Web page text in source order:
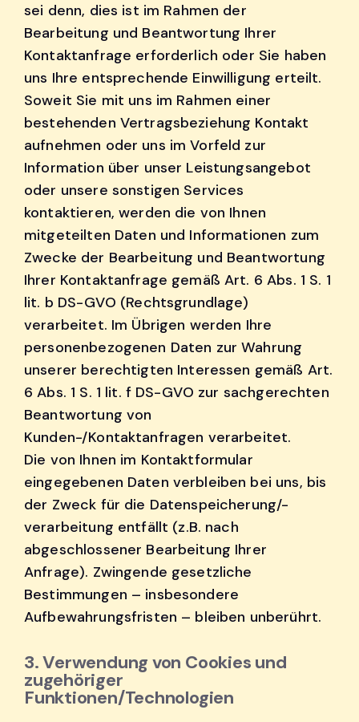
sei denn, dies ist im Rahmen der
Bearbeitung und Beantwortung Ihrer
Kontaktanfrage erforderlich oder Sie haben
uns Ihre entsprechende Einwilligung erteilt.
Soweit Sie mit uns im Rahmen einer
bestehenden Vertragsbeziehung Kontakt
aufnehmen oder uns im Vorfeld zur
Information über unser Leistungsangebot
oder unsere sonstigen Services
kontaktieren, werden die von Ihnen
mitgeteilten Daten und Informationen zum
Zwecke der Bearbeitung und Beantwortung
Ihrer Kontaktanfrage gemäß Art. 6 Abs. 1 S. 1
lit. b DS-GVO (Rechtsgrundlage)
verarbeitet. Im Übrigen werden Ihre
personenbezogenen Daten zur Wahrung
unserer berechtigten Interessen gemäß Art.
6 Abs. 1 S. 1 lit. f DS-GVO zur sachgerechten
Beantwortung von
Kunden-/Kontaktanfragen verarbeitet.
Die von Ihnen im Kontaktformular
eingegebenen Daten verbleiben bei uns, bis
der Zweck für die Datenspeicherung/-
verarbeitung entfällt (z.B. nach
abgeschlossener Bearbeitung Ihrer
Anfrage). Zwingende gesetzliche
Bestimmungen – insbesondere
Aufbewahrungsfristen – bleiben unberührt.
3. Verwendung von Cookies und
zugehöriger
Funktionen/Technologien